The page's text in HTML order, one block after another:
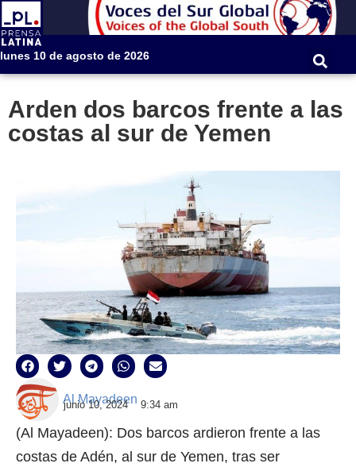
lunes 10 de agosto de 2026
Arden dos barcos frente a las
costas al sur de Yemen
Al Mayadeen
junio 10, 2024 9:34 am
(Al Mayadeen): Dos barcos ardieron frente a las
costas de Adén, al sur de Yemen, tras ser